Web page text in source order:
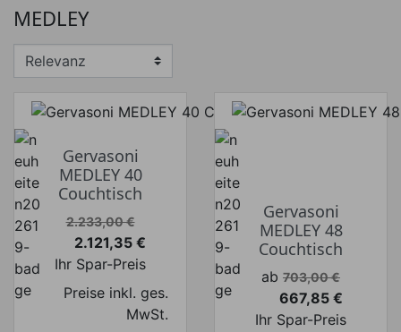
Preis von
Breite
Länge
MEDLEY
Gervasoni
MEDLEY 40
Couchtisch
Verkaufspreis
2.233,00 €
Preis
2.121,35 €
Ihr Spar-Preis
Preise inkl. ges.
MwSt.
Gervasoni
MEDLEY 48
Couchtisch
Verkaufspreis
ab 703,00 €
Preis
667,85 €
Ihr Spar-Preis